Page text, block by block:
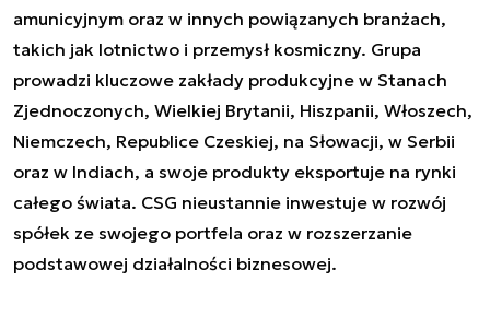
amunicyjnym oraz w innych powiązanych branżach,
takich jak lotnictwo i przemysł kosmiczny. Grupa
prowadzi kluczowe zakłady produkcyjne w Stanach
Zjednoczonych, Wielkiej Brytanii, Hiszpanii, Włoszech,
Niemczech, Republice Czeskiej, na Słowacji, w Serbii
oraz w Indiach, a swoje produkty eksportuje na rynki
całego świata. CSG nieustannie inwestuje w rozwój
spółek ze swojego portfela oraz w rozszerzanie
podstawowej działalności biznesowej.